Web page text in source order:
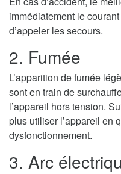
immédiatement le
d’appeler les secours.
2. Fumée
L’apparition de fumée
sont en train de
l’appareil hors tension.
plus utiliser l’appareil en
dysfonctionnement.
3. Arc